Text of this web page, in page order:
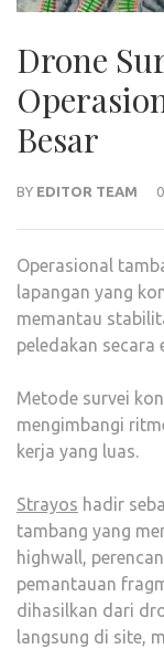
Drone
Besar
BY EDITOR TEAM
Operasional
lapangan yang
memantau
peledakan secara
Metode survei
mengimbangi
kerja yang luas.
Strayos hadir
tambang yang
highwall,
pemantauan
dihasilkan dari
langsung di site,